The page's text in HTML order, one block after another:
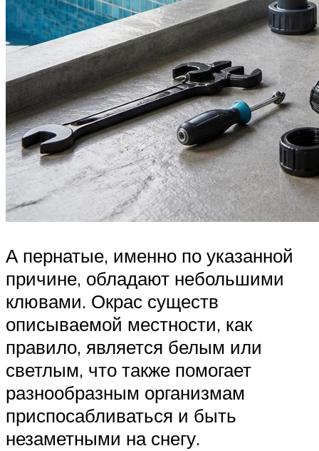
А пернатые, именно по указанной
причине, обладают небольшими
клювами. Окрас существ
описываемой местности, как
правило, является белым или
светлым, что также помогает
разнообразным организмам
приспосабливаться и быть
незаметными на снегу.